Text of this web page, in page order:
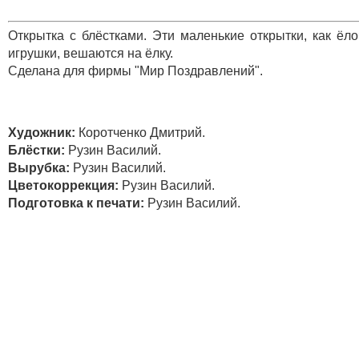
Открытка с блёстками. Эти маленькие открытки, как
игрушки, вешаются на ёлку.
Сделана для фирмы "Мир Поздравлений".
Художник: Коротченко Дмитрий.
Блёстки: Рузин Василий.
Вырубка: Рузин Василий.
Цветокоррекция: Рузин Василий.
Подготовка к печати: Рузин Василий.